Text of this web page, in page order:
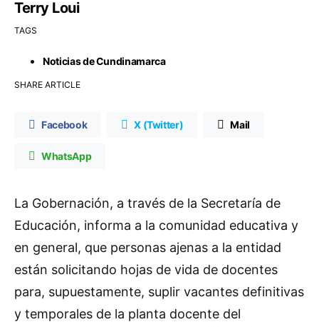
Terry Loui
TAGS
Noticias de Cundinamarca
SHARE ARTICLE
Facebook X (Twitter) Mail
WhatsApp
La Gobernación, a través de la Secretaría de
Educación, informa a la comunidad educativa y
en general, que personas ajenas a la entidad
están solicitando hojas de vida de docentes
para, supuestamente, suplir vacantes definitivas
y temporales de la planta docente del